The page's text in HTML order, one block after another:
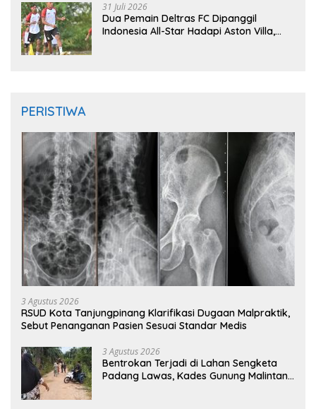
31 Juli 2026
Dua Pemain Deltras FC Dipanggil
Indonesia All-Star Hadapi Aston Villa,
PERISTIWA
3 Agustus 2026
RSUD Kota Tanjungpinang Klarifikasi Dugaan Malpraktik,
Sebut Penanganan Pasien Sesuai Standar Medis
3 Agustus 2026
Bentrokan Terjadi di Lahan Sengketa
Padang Lawas, Kades Gunung Malintang